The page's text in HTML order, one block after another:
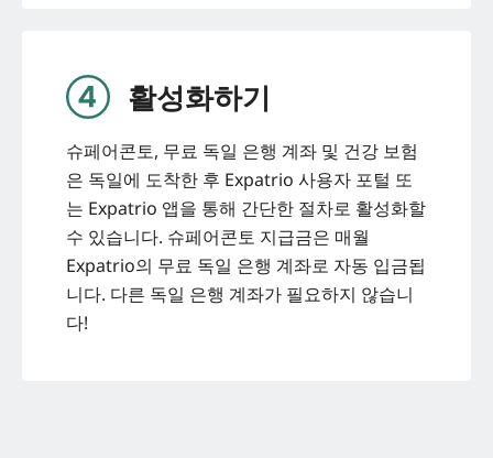
활성화하기
슈페어콘토, 무료 독일 은행 계좌 및 건강 보험
은 독일에 도착한 후 Expatrio 사용자 포털 또
는 Expatrio 앱을 통해 간단한 절차로 활성화할
수 있습니다. 슈페어콘토 지급금은 매월
Expatrio의 무료 독일 은행 계좌로 자동 입금됩
니다. 다른 독일 은행 계좌가 필요하지 않습니
다!